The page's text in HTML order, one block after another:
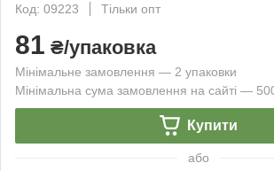
Код: 09223
Тільки опт
81 ₴/упаковка
Мінімальне замовлення — 2 упаковки
Мінімальна сума замовлення на сайті —
Купити
або